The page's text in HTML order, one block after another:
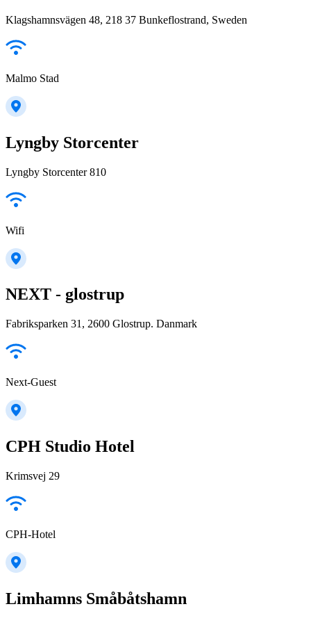
Klagshamnsvägen 48, 218 37 Bunkeflostrand, Sweden
Malmo Stad
Lyngby Storcenter
Lyngby Storcenter 810
Wifi
NEXT - glostrup
Fabriksparken 31, 2600 Glostrup. Danmark
Next-Guest
CPH Studio Hotel
Krimsvej 29
CPH-Hotel
Limhamns Småbåtshamn